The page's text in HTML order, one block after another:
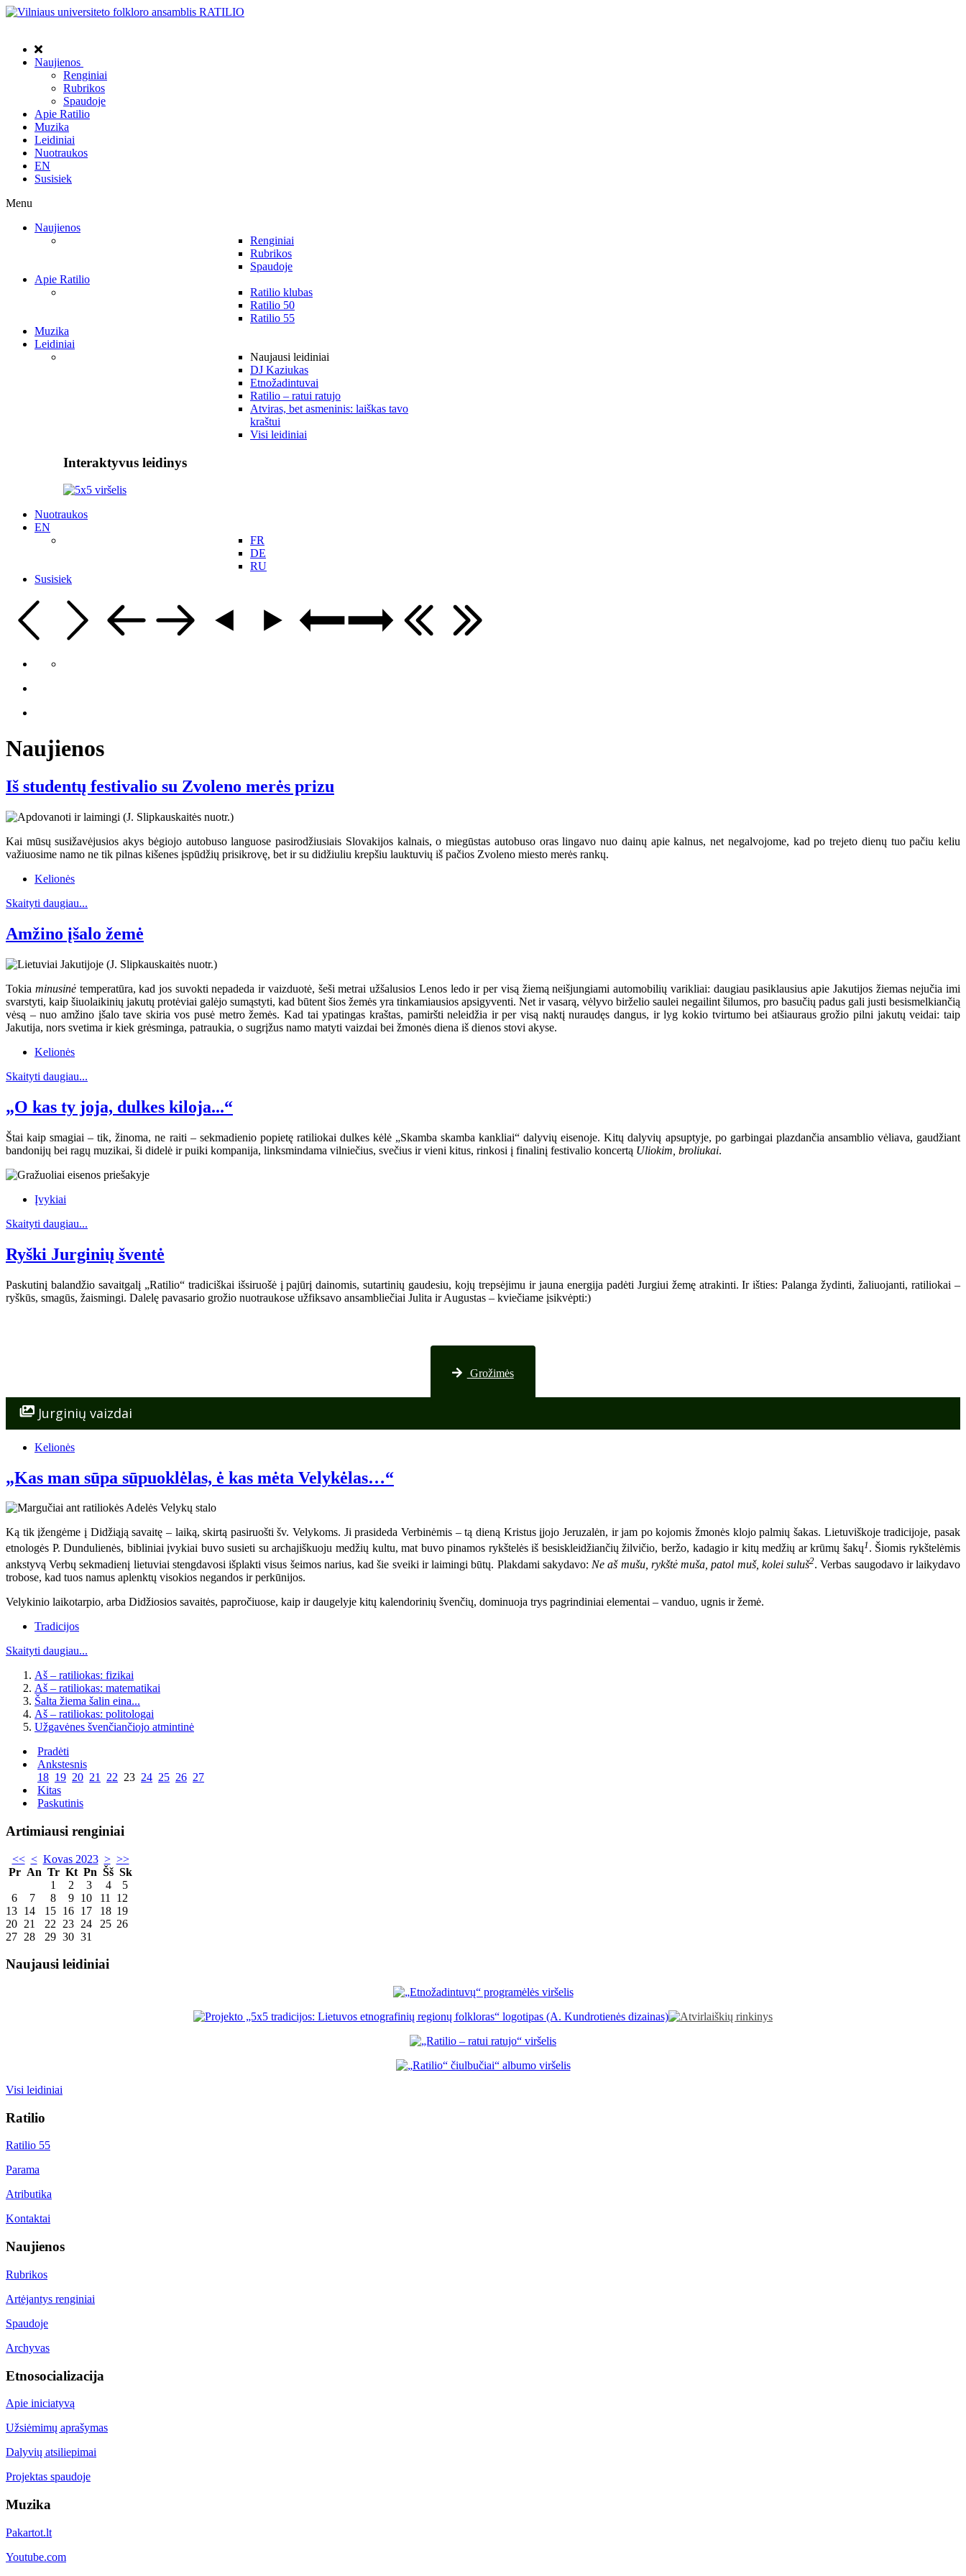
Naujienos
Renginiai
Rubrikos
Spaudoje
Apie Ratilio
Muzika
Leidiniai
Nuotraukos
EN
Susisiek
Menu
Naujienos
Renginiai
Rubrikos
Spaudoje
Apie Ratilio
Ratilio klubas
Ratilio 50
Ratilio 55
Muzika
Leidiniai
Naujausi leidiniai
DJ Kaziukas
Etnožadintuvai
Ratilio – ratui ratujo
Atviras, bet asmeninis: laiškas tavo
kraštui
Visi leidiniai
Interaktyvus leidinys
Nuotraukos
EN
FR
DE
RU
Susisiek
Naujienos
Iš studentų festivalio su Zvoleno merės prizu
Kai mūsų susižavėjusios akys bėgiojo autobuso languose pasirodžiusiais Slovakijos kalnais, o miegūstas autobuso oras lingavo nuo dainų apie kalnus, net negalvojome, kad po trejeto dienų tuo pačiu keliu
važiuosime namo ne tik pilnas kišenes įspūdžių prisikrovę, bet ir su didžiuliu krepšiu lauktuvių iš pačios Zvoleno miesto merės rankų.
Kelionės
Skaityti daugiau...
Amžino įšalo žemė
Tokia minusinė temperatūra, kad jos suvokti nepadeda ir vaizduotė, šeši metrai užšalusios Lenos ledo ir per visą žiemą neišjungiami automobilių varikliai: daugiau pasiklausius apie Jakutijos žiemas nejučia imi
svarstyti, kaip šiuolaikinių jakutų protėviai galėjo sumąstyti, kad būtent šios žemės yra tinkamiausios apsigyventi. Net ir vasarą, vėlyvo birželio saulei negailint šilumos, pro basučių padus gali justi besismelkiančią
vėsą – nuo amžino įšalo tave skiria vos pusė metro žemės. Kad tai ypatingas kraštas, pamiršti neleidžia ir per visą naktį nuraudęs dangus, ir lyg kokio tvirtumo bei atšiauraus grožio pilni jakutų veidai: taip
Jakutija, nors svetima ir kiek grėsminga, patraukia, o sugrįžus namo matyti vaizdai bei žmonės diena iš dienos stovi akyse.
Kelionės
Skaityti daugiau...
„O kas ty joja, dulkes kiloja...“
Štai kaip smagiai – tik, žinoma, ne raiti – sekmadienio popietę ratiliokai dulkes kėlė „Skamba skamba kankliai“ dalyvių eisenoje. Kitų dalyvių apsuptyje, po garbingai plazdančia ansamblio vėliava, gaudžiant
bandonijų bei ragų muzikai, ši didelė ir puiki kompanija, linksmindama vilniečius, svečius ir vieni kitus, rinkosi į finalinį festivalio koncertą Uliokim, broliukai.
Įvykiai
Skaityti daugiau...
Ryški Jurginių šventė
Paskutinį balandžio savaitgalį „Ratilio“ tradiciškai išsiruošė į pajūrį dainomis, sutartinių gaudesiu, kojų trepsėjimu ir jauna energija padėti Jurgiui žemę atrakinti. Ir išties: Palanga žydinti, žaliuojanti, ratiliokai –
ryškūs, smagūs, žaismingi. Dalelę pavasario grožio nuotraukose užfiksavo ansambliečiai Julita ir Augustas – kviečiame įsikvėpti:)
Nuotraukos iš Palangos
Grožimės
Jurginių vaizdai
Kelionės
„Kas man sūpa sūpuoklėlas, ė kas mėta Velykėlas…“
Ką tik įžengėme į Didžiąją savaitę – laiką, skirtą pasiruošti šv. Velykoms. Ji prasideda Verbinėmis – tą dieną Kristus įjojo Jeruzalėn, ir jam po kojomis žmonės klojo palmių šakas. Lietuviškoje tradicijoje, pasak
etnologės P. Dundulienės, bibliniai įvykiai buvo susieti su archajiškuoju medžių kultu, mat buvo pinamos rykštelės iš besiskleidžiančių žilvičio, beržo, kadagio ir kitų medžių ar krūmų šakų1 . Šiomis rykštelėmis
ankstyvą Verbų sekmadienį lietuviai stengdavosi išplakti visus šeimos narius, kad šie sveiki ir laimingi būtų. Plakdami sakydavo: Ne aš mušu, rykštė muša, patol muš, kolei suluš2. Verbas saugodavo ir laikydavo
trobose, kad tuos namus aplenktų visokios negandos ir perkūnijos.
Velykinio laikotarpio, arba Didžiosios savaitės, papročiuose, kaip ir daugelyje kitų kalendorinių švenčių, dominuoja trys pagrindiniai elementai – vanduo, ugnis ir žemė.
Tradicijos
Skaityti daugiau...
Aš – ratiliokas: fizikai
Aš – ratiliokas: matematikai
Šalta žiema šalin eina...
Aš – ratiliokas: politologai
Užgavėnes švenčiančiojo atmintinė
Pradėti
Ankstesnis
18 19 20 21 22 23 24 25 26 27
Kitas
Paskutinis
Artimiausi renginiai
<< < Kovas 2023 > >>
Pr An Tr Kt Pn Šš Sk
1
2 3 4
5
6
7 8 9 10 11
12
13 14 15 16 17 18 19
20 21 22 23 24 25 26
27 28 29 30 31
Naujausi leidiniai
Visi leidiniai
Ratilio
Ratilio 55
Parama
Atributika
Kontaktai
Naujienos
Rubrikos
Artėjantys renginiai
Spaudoje
Archyvas
Etnosocializacija
Apie iniciatyvą
Užsiėmimų aprašymas
Dalyvių atsiliepimai
Projektas spaudoje
Muzika
Pakartot.lt
Youtube.com